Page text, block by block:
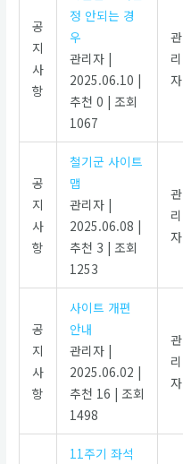
공
지
사
항
정 안되는 경
우
관리자 |
2025.06.10 |
추천 0 | 조회
1067
관
리
자
공
지
사
항
철기군 사이트
맵
관리자 |
2025.06.08 |
추천 3 | 조회
1253
관
리
자
공
지
사
항
사이트 개편
안내
관리자 |
2025.06.02 |
추천 16 | 조회
1498
관
리
자
11주기 좌석